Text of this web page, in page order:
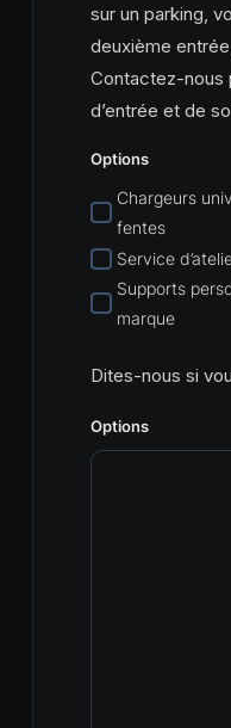
sur un parking,
deuxième
Contactez-nous
d’entrée et de
Options
Chargeurs
fentes
Service
Supports
marque
Dites-nous si
Options